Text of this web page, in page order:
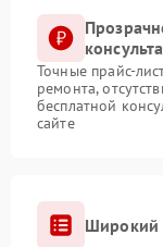
Точные прайс-
ремонта,
бесплатной
сайте
Широкий